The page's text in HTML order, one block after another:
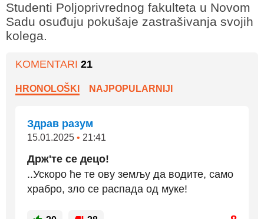
Studenti Poljoprivrednog fakulteta u Novom
Sadu osuđuju pokušaje zastrašivanja svojih
kolega.
KOMENTARI 21
HRONOLOŠKI NAJPOPULARNIJI
Здрав разум
15.01.2025 • 21:41
Држ'те се децо!
..Ускоро ће те ову земљу да водите, само
храбро, зло се распада од муке!